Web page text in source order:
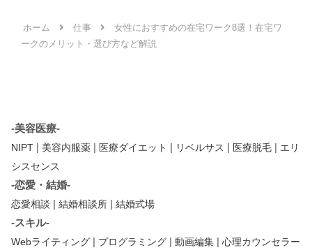
ホーム 仕事
女性におすすめの在宅ワーク8選！在宅ワ
ークのメリット・選び方など解説
-美容医療-
NIPT | 美容内服薬 | 医療ダイエット | リベルサス | 医療脱毛 | エリ
シスセンス
-恋愛・結婚-
恋愛相談 | 結婚相談所 | 結婚式場
-スキル-
Webライティング | プログラミング | 動画編集 | 心理カウンセラー